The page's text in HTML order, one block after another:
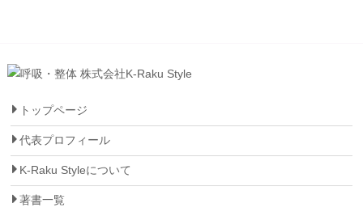
トップページ
代表プロフィール
K-Raku Styleについて
著書一覧